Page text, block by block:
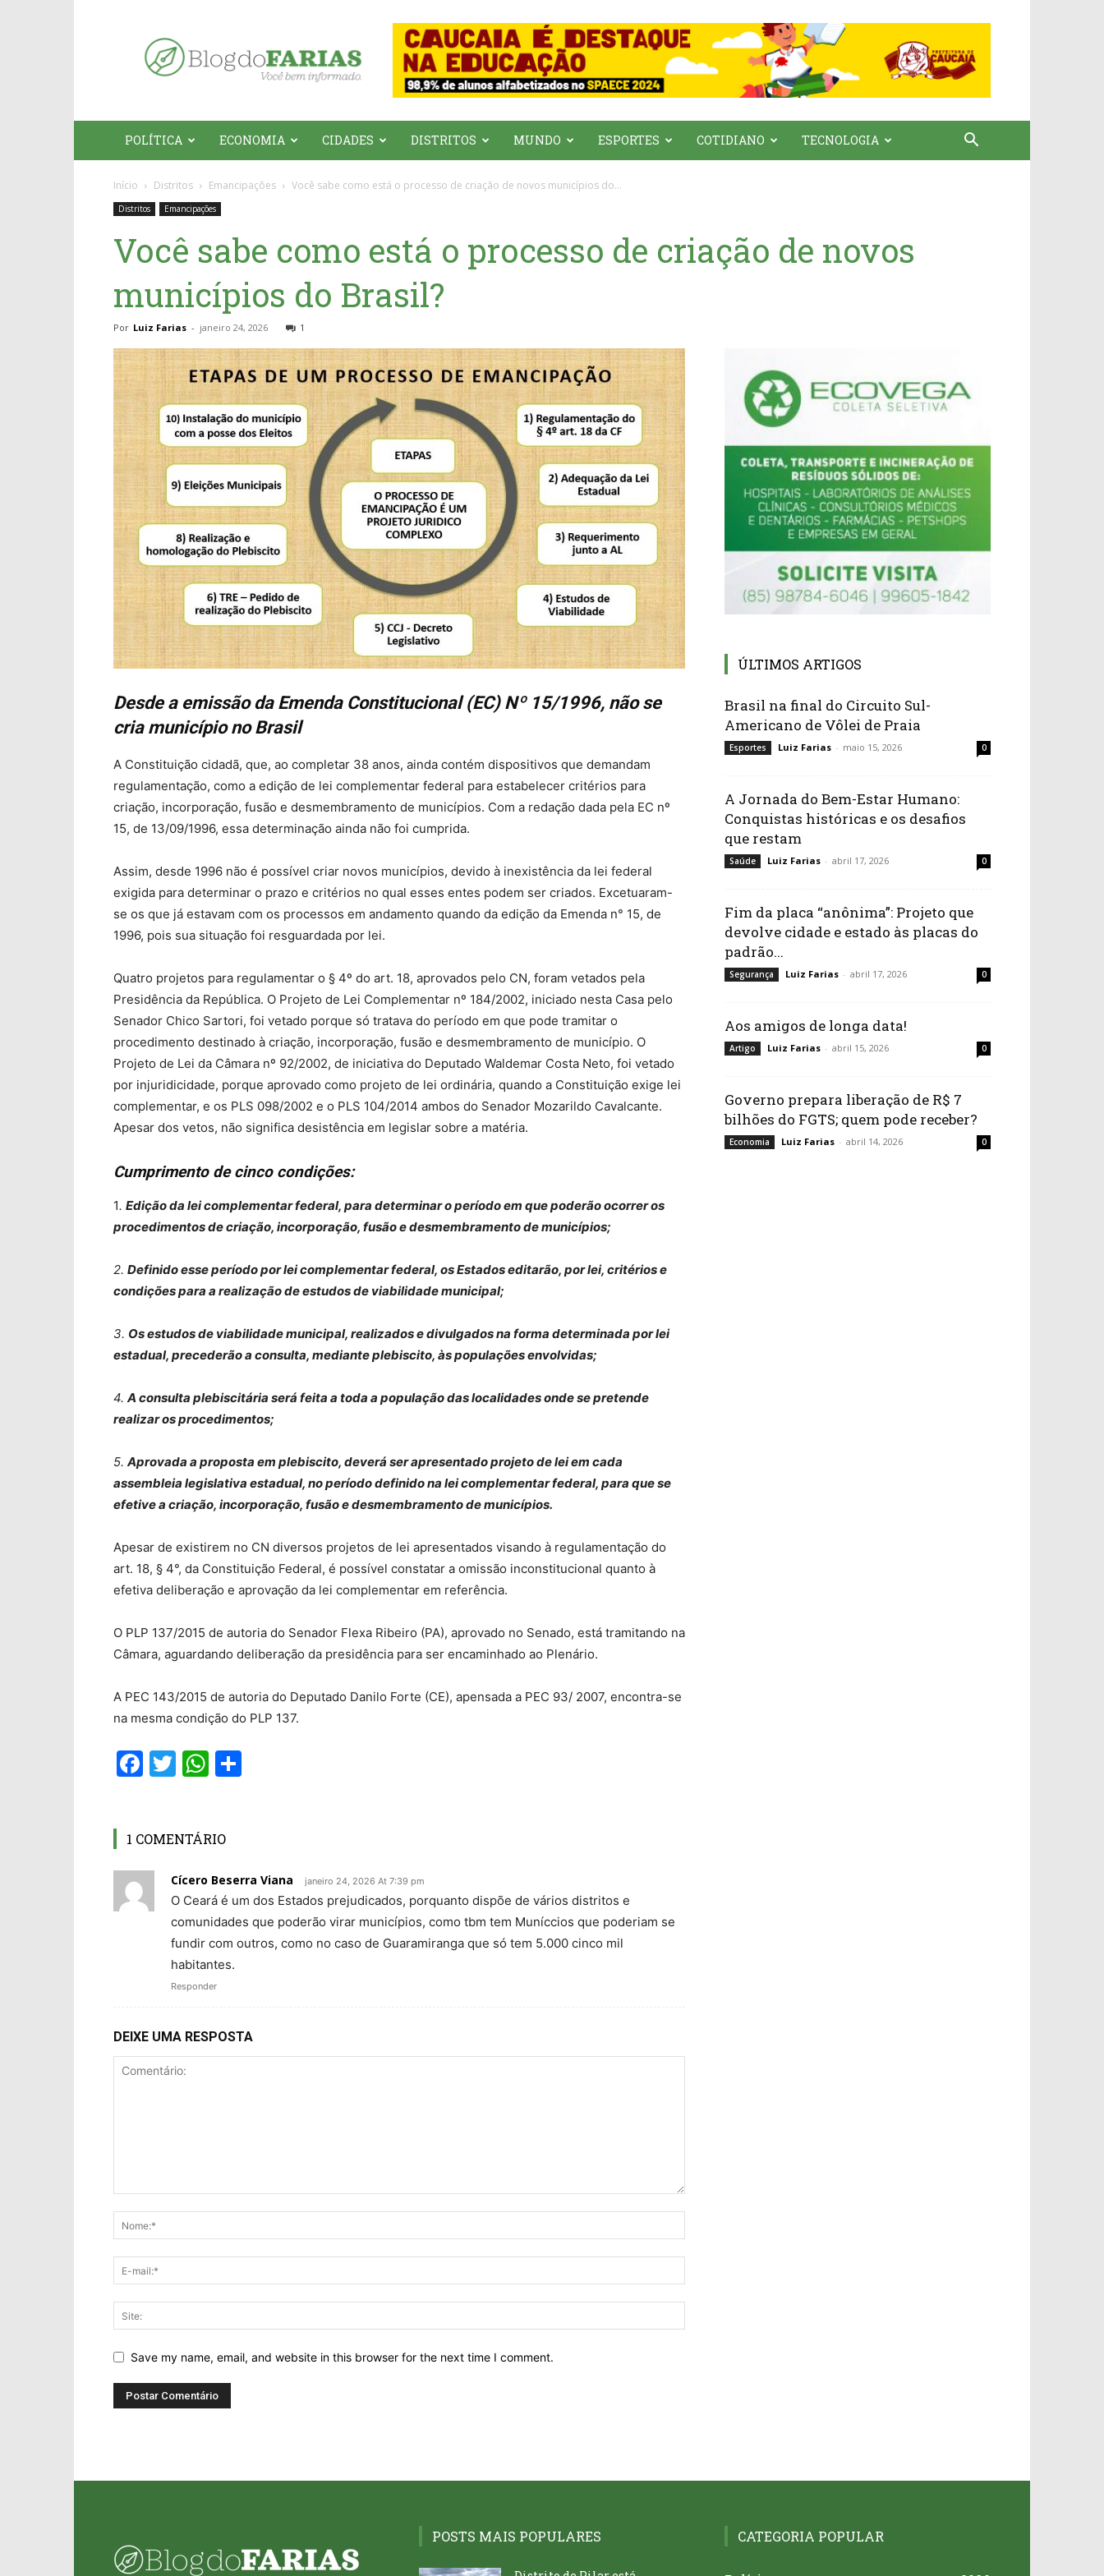
do
Farias
POLÍTICA ECONOMIA CIDADES DISTRITOS MUNDO ESPORTES COTIDIANO TECNOLOGIA
Início Distritos Emancipações Você sabe como está o processo de criação de novos municípios do...
Distritos Emancipações
Você sabe como está o processo de criação de novos
municípios do Brasil?
Por Luiz Farias - janeiro 24, 2026 1
Desde a emissão da Emenda Constitucional (EC) Nº 15/1996, não se
cria município no Brasil
A Constituição cidadã, que, ao completar 38 anos, ainda contém dispositivos que demandam
regulamentação, como a edição de lei complementar federal para estabelecer critérios para
criação, incorporação, fusão e desmembramento de municípios. Com a redação dada pela EC nº
15, de 13/09/1996, essa determinação ainda não foi cumprida.
Assim, desde 1996 não é possível criar novos municípios, devido à inexistência da lei federal
exigida para determinar o prazo e critérios no qual esses entes podem ser criados. Excetuaram-
se os que já estavam com os processos em andamento quando da edição da Emenda n° 15, de
1996, pois sua situação foi resguardada por lei.
Quatro projetos para regulamentar o § 4º do art. 18, aprovados pelo CN, foram vetados pela
Presidência da República. O Projeto de Lei Complementar nº 184/2002, iniciado nesta Casa pelo
Senador Chico Sartori, foi vetado porque só tratava do período em que pode tramitar o
procedimento destinado à criação, incorporação, fusão e desmembramento de município. O
Projeto de Lei da Câmara nº 92/2002, de iniciativa do Deputado Waldemar Costa Neto, foi vetado
por injuridicidade, porque aprovado como projeto de lei ordinária, quando a Constituição exige lei
complementar, e os PLS 098/2002 e o PLS 104/2014 ambos do Senador Mozarildo Cavalcante.
Apesar dos vetos, não significa desistência em legislar sobre a matéria.
Cumprimento de cinco condições:
1. Edição da lei complementar federal, para determinar o período em que poderão ocorrer os
procedimentos de criação, incorporação, fusão e desmembramento de municípios;
2. Definido esse período por lei complementar federal, os Estados editarão, por lei, critérios e
condições para a realização de estudos de viabilidade municipal;
3. Os estudos de viabilidade municipal, realizados e divulgados na forma determinada por lei
estadual, precederão a consulta, mediante plebiscito, às populações envolvidas;
4. A consulta plebiscitária será feita a toda a população das localidades onde se pretende
realizar os procedimentos;
5. Aprovada a proposta em plebiscito, deverá ser apresentado projeto de lei em cada
assembleia legislativa estadual, no período definido na lei complementar federal, para que se
efetive a criação, incorporação, fusão e desmembramento de municípios.
Apesar de existirem no CN diversos projetos de lei apresentados visando à regulamentação do
art. 18, § 4°, da Constituição Federal, é possível constatar a omissão inconstitucional quanto à
efetiva deliberação e aprovação da lei complementar em referência.
O PLP 137/2015 de autoria do Senador Flexa Ribeiro (PA), aprovado no Senado, está tramitando na
Câmara, aguardando deliberação da presidência para ser encaminhado ao Plenário.
A PEC 143/2015 de autoria do Deputado Danilo Forte (CE), apensada a PEC 93/ 2007, encontra-se
na mesma condição do PLP 137.
Facebook
TwitterWhatsApp
1 COMENTÁRIO
Cícero Beserra Viana janeiro 24, 2026 At 7:39 pm
O Ceará é um dos Estados prejudicados, porquanto dispõe de vários distritos e
comunidades que poderão virar municípios, como tbm tem Muníccios que poderiam se
fundir com outros, como no caso de Guaramiranga que só tem 5.000 cinco mil
habitantes.
Responder
DEIXE UMA RESPOSTA
Save my name, email, and website in this browser for the next time I comment.
ÚLTIMOS ARTIGOS
Brasil na final do Circuito Sul-
Americano de Vôlei de Praia
Esportes Luiz Farias - maio 15, 2026 0
A Jornada do Bem-Estar Humano:
Conquistas históricas e os desafios
que restam
Saúde Luiz Farias - abril 17, 2026 0
Fim da placa “anônima”: Projeto que
devolve cidade e estado às placas do
padrão...
Segurança Luiz Farias - abril 17, 2026 0
Aos amigos de longa data!
Artigo Luiz Farias - abril 15, 2026 0
Governo prepara liberação de R$ 7
bilhões do FGTS; quem pode receber?
Economia Luiz Farias - abril 14, 2026 0
POSTS MAIS POPULARES CATEGORIA POPULAR